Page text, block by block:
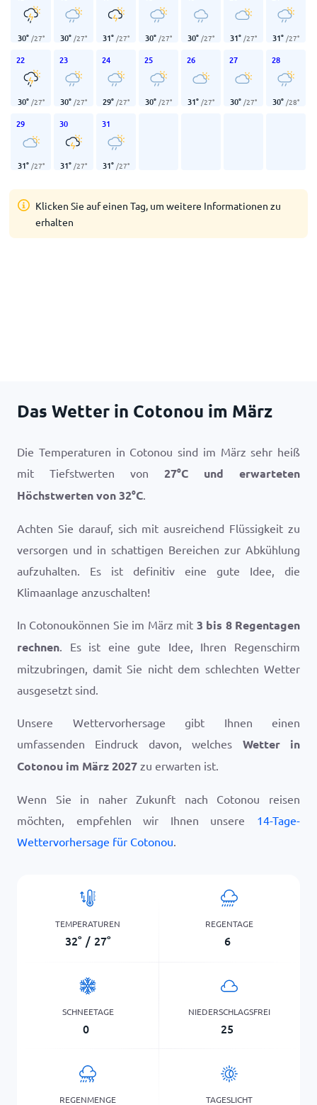
30° /27° 30° /27° 31° /27° 30° /27° 30° /27° 31° /27° 31° /27°
22
30° /27°
23
30° /27°
24
29° /27°
25
30° /27°
26
31° /27°
27
30° /27°
28
30° /28°
29
31° /27°
30
31° /27°
31
31° /27°
Klicken Sie auf einen Tag, um weitere Informationen zu
erhalten
Das Wetter in Cotonou im März
Die Temperaturen in Cotonou sind im März sehr heiß
mit Tiefstwerten von 27°C und erwarteten
Höchstwerten von32°C.
Achten Sie darauf, sich mit ausreichend Flüssigkeit zu
versorgen und in schattigen Bereichen zur Abkühlung
aufzuhalten. Es ist definitiv eine gute Idee, die
Klimaanlage anzuschalten!
In Cotonoukönnen Sie im März mit 3 bis 8 Regentagen
rechnen. Es ist eine gute Idee, Ihren Regenschirm
mitzubringen, damit Sie nicht dem schlechten Wetter
ausgesetzt sind.
Unsere Wettervorhersage gibt Ihnen einen
umfassenden Eindruck davon, welches Wetter in
Cotonou im März 2027 zu erwarten ist.
Wenn Sie in naher Zukunft nach Cotonou reisen
möchten, empfehlen wir Ihnen unsere 14-Tage-
Wettervorhersage für Cotonou.
TEMPERATUREN
32° / 27°
REGENTAGE
6
SCHNEETAGE
0
NIEDERSCHLAGSFREI
25
REGENMENGE TAGESLICHT